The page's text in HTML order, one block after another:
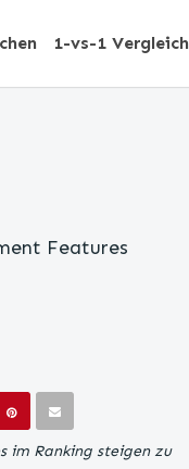
1-vs-1 Vergleich
Features
im Ranking steigen zu